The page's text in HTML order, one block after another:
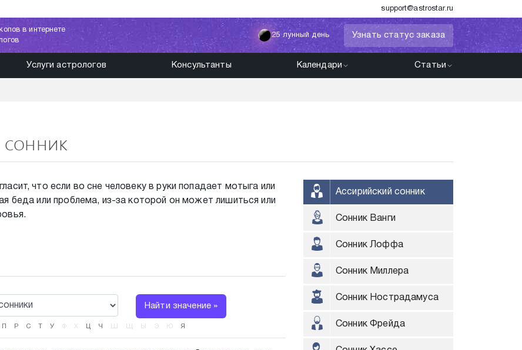
support@astrostar.ru
в интернете
25 лунный день Узнать статус заказа
Услуги астрологов Консультанты Календари Статьи
что если во сне человеку в руки попадает мотыга или
беда или проблема, из-за которой он может лишиться или
Найти значение »
Р С У Ф Х Ц Ч Ш Щ Ы Э Ю Я
Ассирийский сонник
Сонник Ванги
Сонник Лоффа
Сонник Миллера
Сонник Нострадамуса
Сонник Фрейда